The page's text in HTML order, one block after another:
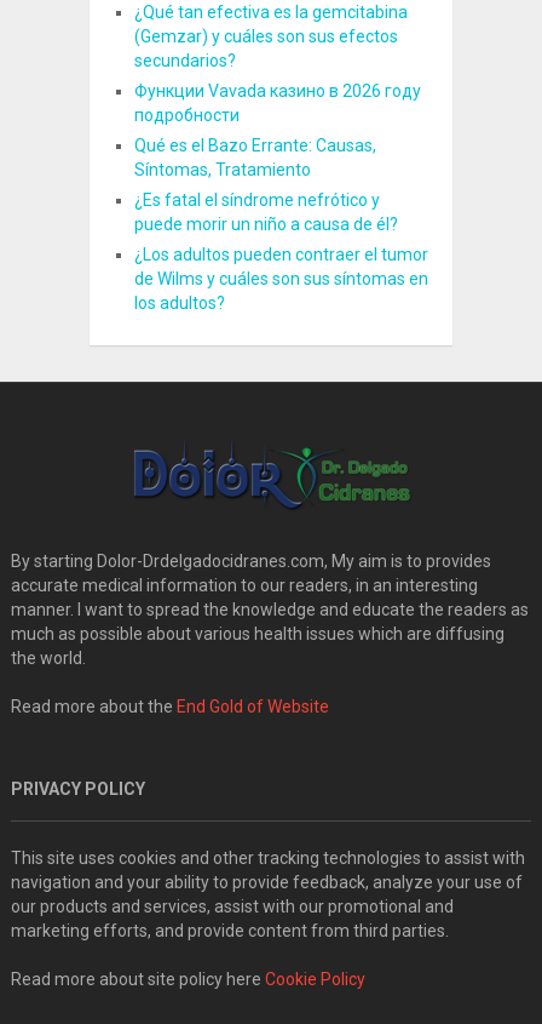
¿Qué tan efectiva es la gemcitabina
(Gemzar) y cuáles son sus efectos
secundarios?
Функции Vavada казино в 2026 году
подробности
Qué es el Bazo Errante: Causas,
Síntomas, Tratamiento
¿Es fatal el síndrome nefrótico y
puede morir un niño a causa de él?
¿Los adultos pueden contraer el tumor
de Wilms y cuáles son sus síntomas en
los adultos?
By starting Dolor-Drdelgadocidranes.com, My aim is to provides
accurate medical information to our readers, in an interesting
manner. I want to spread the knowledge and educate the readers as
much as possible about various health issues which are diffusing
the world.
Read more about the End Gold of Website
PRIVACY POLICY
This site uses cookies and other tracking technologies to assist with
navigation and your ability to provide feedback, analyze your use of
our products and services, assist with our promotional and
marketing efforts, and provide content from third parties.
Read more about site policy here Cookie Policy